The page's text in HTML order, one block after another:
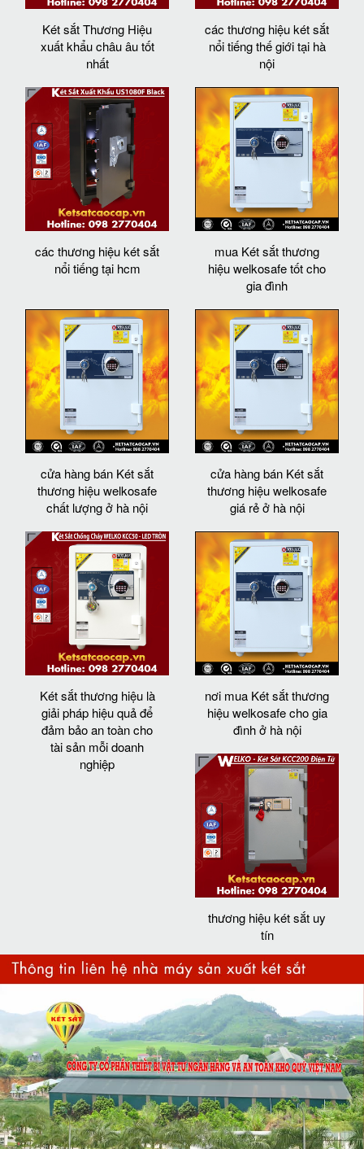
Két sắt Thương Hiệu
xuất khẩu châu âu tốt
nhất
các thương hiệu két sắt
nổi tiếng thế giới tại hà
nội
các thương hiệu két sắt
nổi tiếng tại hcm
mua Két sắt thương
hiệu welkosafe tốt cho
gia đình
cửa hàng bán Két sắt
thương hiệu welkosafe
chất lượng ở hà nội
cửa hàng bán Két sắt
thương hiệu welkosafe
giá rẻ ở hà nội
Két sắt thương hiệu là
giải pháp hiệu quả để
đảm bảo an toàn cho
tài sản mỗi doanh
nghiệp
nơi mua Két sắt thương
hiệu welkosafe cho gia
đình ở hà nội
thương hiệu két sắt uy
tín